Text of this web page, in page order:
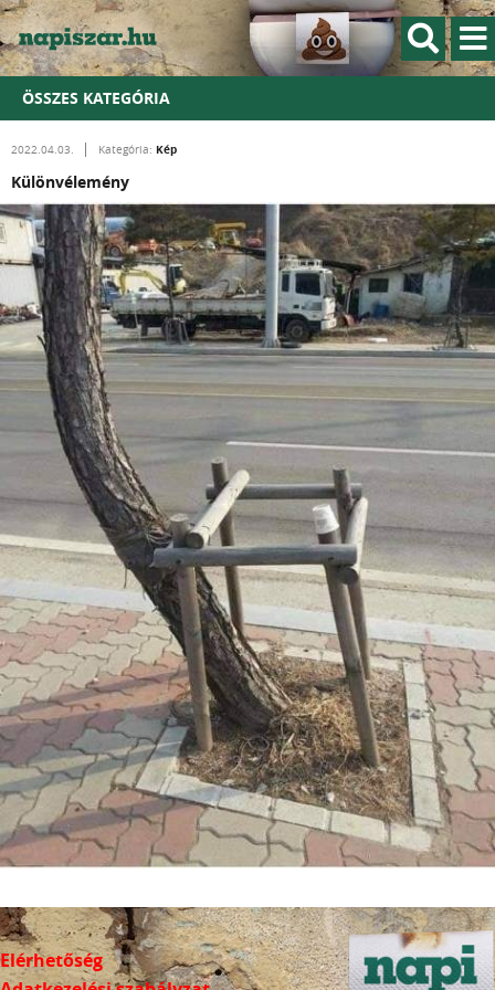
ÖSSZES KATEGÓRIA
2022.04.03. Kategória: Kép
Különvélemény
Elérhetőség